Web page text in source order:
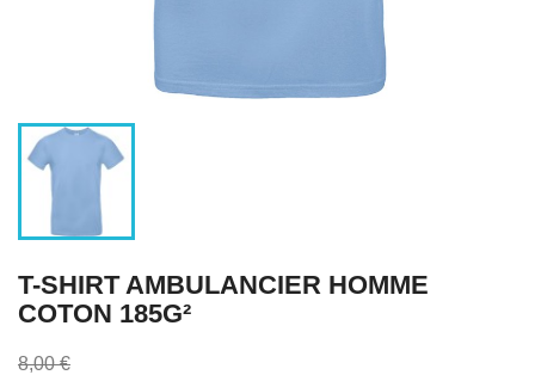
T-SHIRT AMBULANCIER HOMME
COTON 185G²
8,00 €